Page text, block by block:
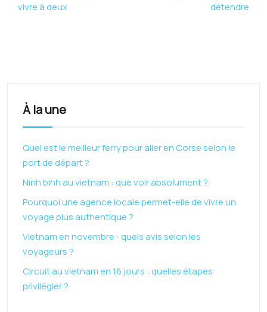
vivre à deux
détendre
À la une
Quel est le meilleur ferry pour aller en Corse selon le
port de départ ?
Ninh binh au vietnam : que voir absolument ?
Pourquoi une agence locale permet-elle de vivre un
voyage plus authentique ?
Vietnam en novembre : quels avis selon les
voyageurs ?
Circuit au vietnam en 16 jours : quelles étapes
privilégier ?